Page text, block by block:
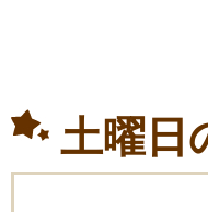
土曜日